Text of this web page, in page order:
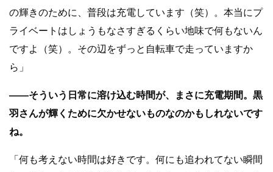
の輝きのために、普段は充電しています（笑）。本当にプ
ライベートはしょうもなさすぎるくらい地味で何もないん
ですよ（笑）。その辺をずっと自転車で走っていますか
ら」
――そういう日常に溶け込む時間が、まさに充電期間。黒
羽さんが輝くために欠かせないものなのかもしれないです
ね。
「何も考えない時間は好きです。何にも追われてない瞬間